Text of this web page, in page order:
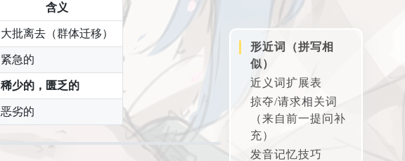
含义
大批离去（群体迁移）
紧急的
稀少的，匮乏的
恶劣的
形近词（拼写相
似）
近义词扩展表
(1) 大批离去/流
亡
(2) 稀少/匮乏
掠夺/请求相关词
（来自前一提问补
充）
发音记忆技巧